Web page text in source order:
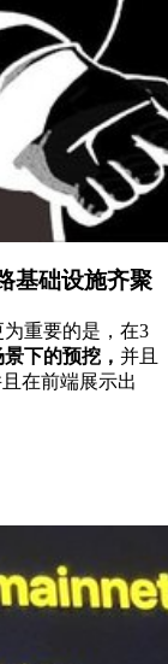
基础设施齐聚
为重要的是，在3
下的预挖， 并且
在前端展示出